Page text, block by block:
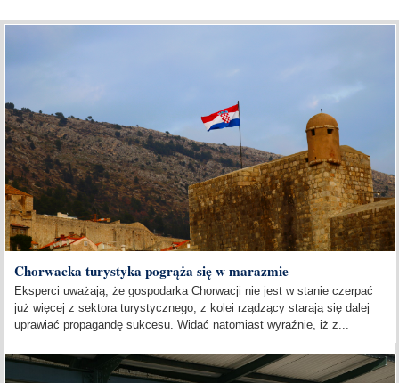
Chorwacka turystyka pogrąża się w marazmie
Eksperci uważają, że gospodarka Chorwacji nie jest w stanie czerpać
już więcej z sektora turystycznego, z kolei rządzący starają się dalej
uprawiać propagandę sukcesu. Widać natomiast wyraźnie, iż z...